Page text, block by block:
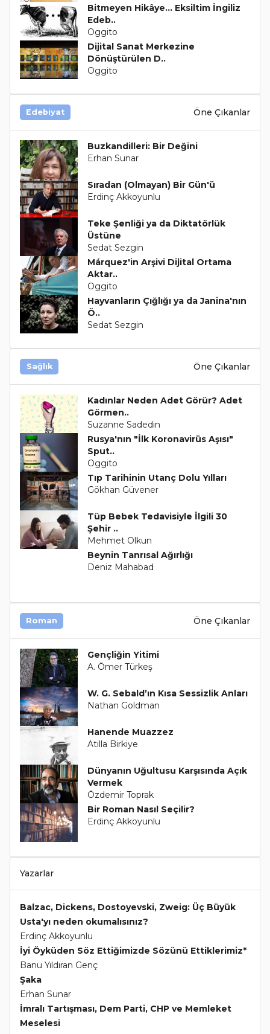
Bitmeyen Hikâye… Eksiltim İngiliz
Edeb..
Oggito
Dijital Sanat Merkezine
Dönüştürülen D..
Oggito
Edebiyat Öne Çıkanlar
Buzkandilleri: Bir Değini
Erhan Sunar
Sıradan (Olmayan) Bir Gün'ü
Erdinç Akkoyunlu
Teke Şenliği ya da Diktatörlük
Üstüne
Sedat Sezgin
Márquez'in Arşivi Dijital Ortama
Aktar..
Oggito
Hayvanların Çığlığı ya da Janina'nın
Ö..
Sedat Sezgin
Sağlık Öne Çıkanlar
Kadınlar Neden Adet Görür? Adet
Görmen..
Suzanne Sadedin
Rusya'nın "İlk Koronavirüs Aşısı"
Sput..
Oggito
Tıp Tarihinin Utanç Dolu Yılları
Gökhan Güvener
Tüp Bebek Tedavisiyle İlgili 30
Şehir ..
Mehmet Olkun
Beynin Tanrısal Ağırlığı
Deniz Mahabad
Roman Öne Çıkanlar
Gençliğin Yitimi
A. Ömer Türkeş
W. G. Sebald’ın Kısa Sessizlik Anları
Nathan Goldman
Hanende Muazzez
Atilla Birkiye
Dünyanın Uğultusu Karşısında Açık
Vermek
Özdemir Toprak
Bir Roman Nasıl Seçilir?
Erdinç Akkoyunlu
Yazarlar
Balzac, Dickens, Dostoyevski, Zweig: Üç Büyük
Usta'yı neden okumalısınız?
Erdinç Akkoyunlu
İyi Öyküden Söz Ettiğimizde Sözünü Ettiklerimiz*
Banu Yıldıran Genç
Şaka
Erhan Sunar
İmralı Tartışması, Dem Parti, CHP ve Memleket
Meselesi